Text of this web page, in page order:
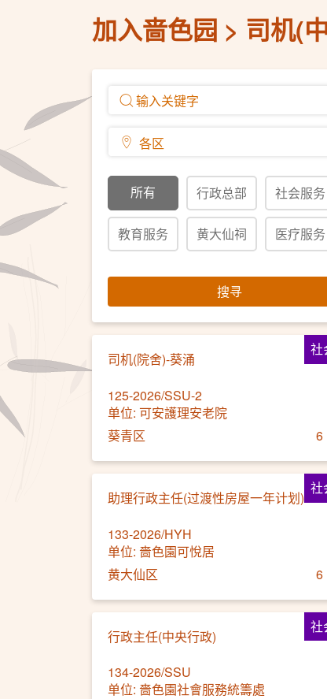
加入啬色园 司机(
所有 行政总部 社会服务
教育服务 黄大仙祠 医疗服务
搜寻
社
司机(院舍)-葵涌
125-2026/SSU-2
单位: 可安護理安老院
葵青区
6
社
助理行政主任(过渡性房屋一年计划)
133-2026/HYH
单位: 嗇色園可悅居
黄大仙区
6
社
行政主任(中央行政)
134-2026/SSU
单位: 嗇色園社會服務統籌處